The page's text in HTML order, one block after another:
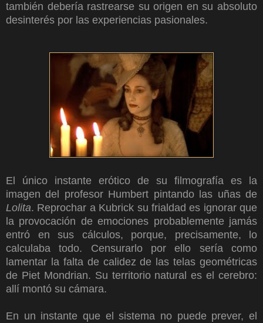
también debería rastrearse su origen en su absoluto
desinterés por las experiencias pasionales.
El único instante erótico de su filmografía es la
imagen del profesor Humbert pintando las uñas de
Lolita. Reprochar a Kubrick su frialdad es ignorar que
la provocación de emociones probablemente jamás
entró en sus cálculos, porque, precisamente, lo
calculaba todo. Censurarlo por ello sería como
lamentar la falta de calidez de las telas geométricas
de Piet Mondrian. Su territorio natural es el cerebro:
allí montó su cámara.
En un instante que el sistema no puede prever, el